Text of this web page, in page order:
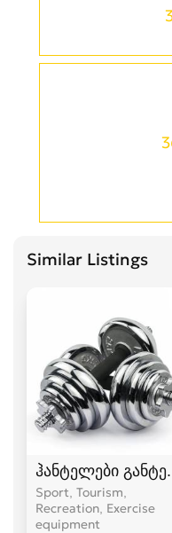
Similar Listings
ჰანტელები
Sport, Tourism,
Recreation, Exercise
equipment